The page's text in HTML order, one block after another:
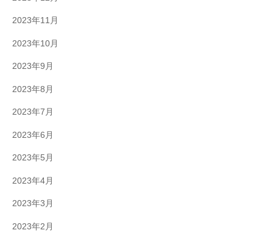
2023年11月
2023年10月
2023年9月
2023年8月
2023年7月
2023年6月
2023年5月
2023年4月
2023年3月
2023年2月